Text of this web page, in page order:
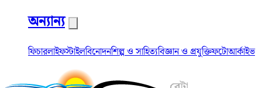
অন্যান্য
ফিচারলাইফস্টাইলবিনোদনশিল্প ও সাহিত্যবিজ্ঞান ও প্রযুক্তিফটোআর্কাইভ